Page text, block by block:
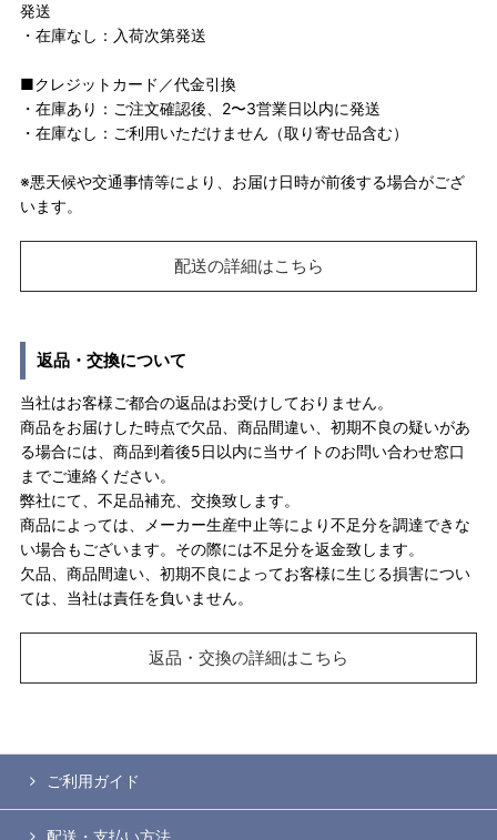
発送
・在庫なし：入荷次第発送
■クレジットカード／代金引換
・在庫あり：ご注文確認後、2〜3営業日以内に発送
・在庫なし：ご利用いただけません（取り寄せ品含む）
※悪天候や交通事情等により、お届け日時が前後する場合がござ
います。
配送の詳細はこちら
返品・交換について
当社はお客様ご都合の返品はお受けしておりません。
商品をお届けした時点で欠品、商品間違い、初期不良の疑いがあ
る場合には、商品到着後5日以内に当サイトのお問い合わせ窓口
までご連絡ください。
弊社にて、不足品補充、交換致します。
商品によっては、メーカー生産中止等により不足分を調達できな
い場合もございます。その際には不足分を返金致します。
欠品、商品間違い、初期不良によってお客様に生じる損害につい
ては、当社は責任を負いません。
返品・交換の詳細はこちら
ご利用ガイド